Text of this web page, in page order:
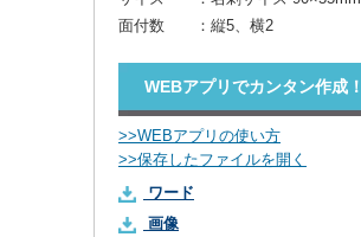
面付数 ： 縦5、横2
WEBアプリでカンタン作成！
>>WEBアプリの使い方
>>保存したファイルを開く
ワード
画像